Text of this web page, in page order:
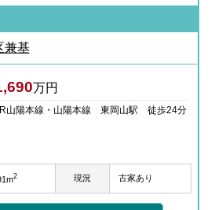
兼基
万円
山陽本線・山陽本線 東岡山駅 徒歩24分
2 現況 古家あり